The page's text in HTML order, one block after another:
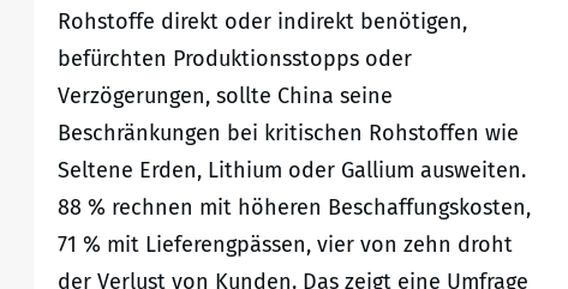
Rohstoffe direkt oder indirekt benötigen,
befürchten Produktionsstopps oder
Verzögerungen, sollte China seine
Beschränkungen bei kritischen Rohstoffen wie
Seltene Erden, Lithium oder Gallium ausweiten.
88 % rechnen mit höheren Beschaffungskosten,
71 % mit Lieferengpässen, vier von zehn droht
der Verlust von Kunden. Das zeigt eine Umfrage